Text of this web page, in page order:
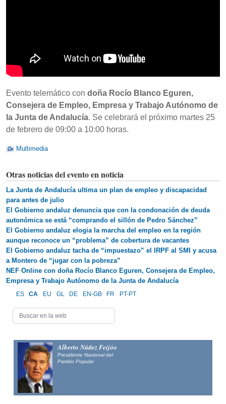
Evento telemático con doña Rocío Blanco Eguren,
Consejera de Empleo, Empresa y Trabajo Autónomo de
la Junta de Andalucía. Se celebrará el próximo martes 25
de febrero de 09:00 a 10:00 horas.
Multimedia
Otras noticias del evento en noticia
La Junta de Andalucía ultima un plan de empleo y discapacidad
para antes de julio
El Gobierno andaluz denuncia que con la condonación de deuda
autonómica se está “comprando el sillón de Pedro Sánchez”
El Gobierno andaluz elogia la marcha del empleo en la región
aunque reconoce un “problema” de cobertura de vacantes
El Gobierno andaluz tacha de “impuestazo” el IRPF al SMI y acusa
a Montero de “jugar con la pobreza”
NEF Online con doña Rocío Blanco Eguren, Consejera de Empleo,
Empresa y Trabajo Autónomo de la Junta de Andalucía
ES CA EU GL DE EN-GB FR PT-PT
Alberto Núñez Feijóo
Presidente Nacional del
Partido Popular